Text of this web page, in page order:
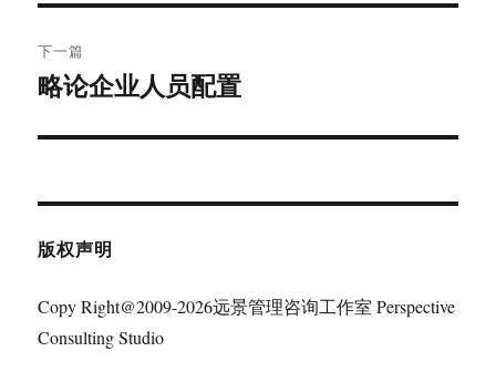
航
文
章：
下一篇
下
文
略论企业人员配置
版权声明
Copy Right@2009-2026远景管理咨询工作室 Perspective
Consulting Studio